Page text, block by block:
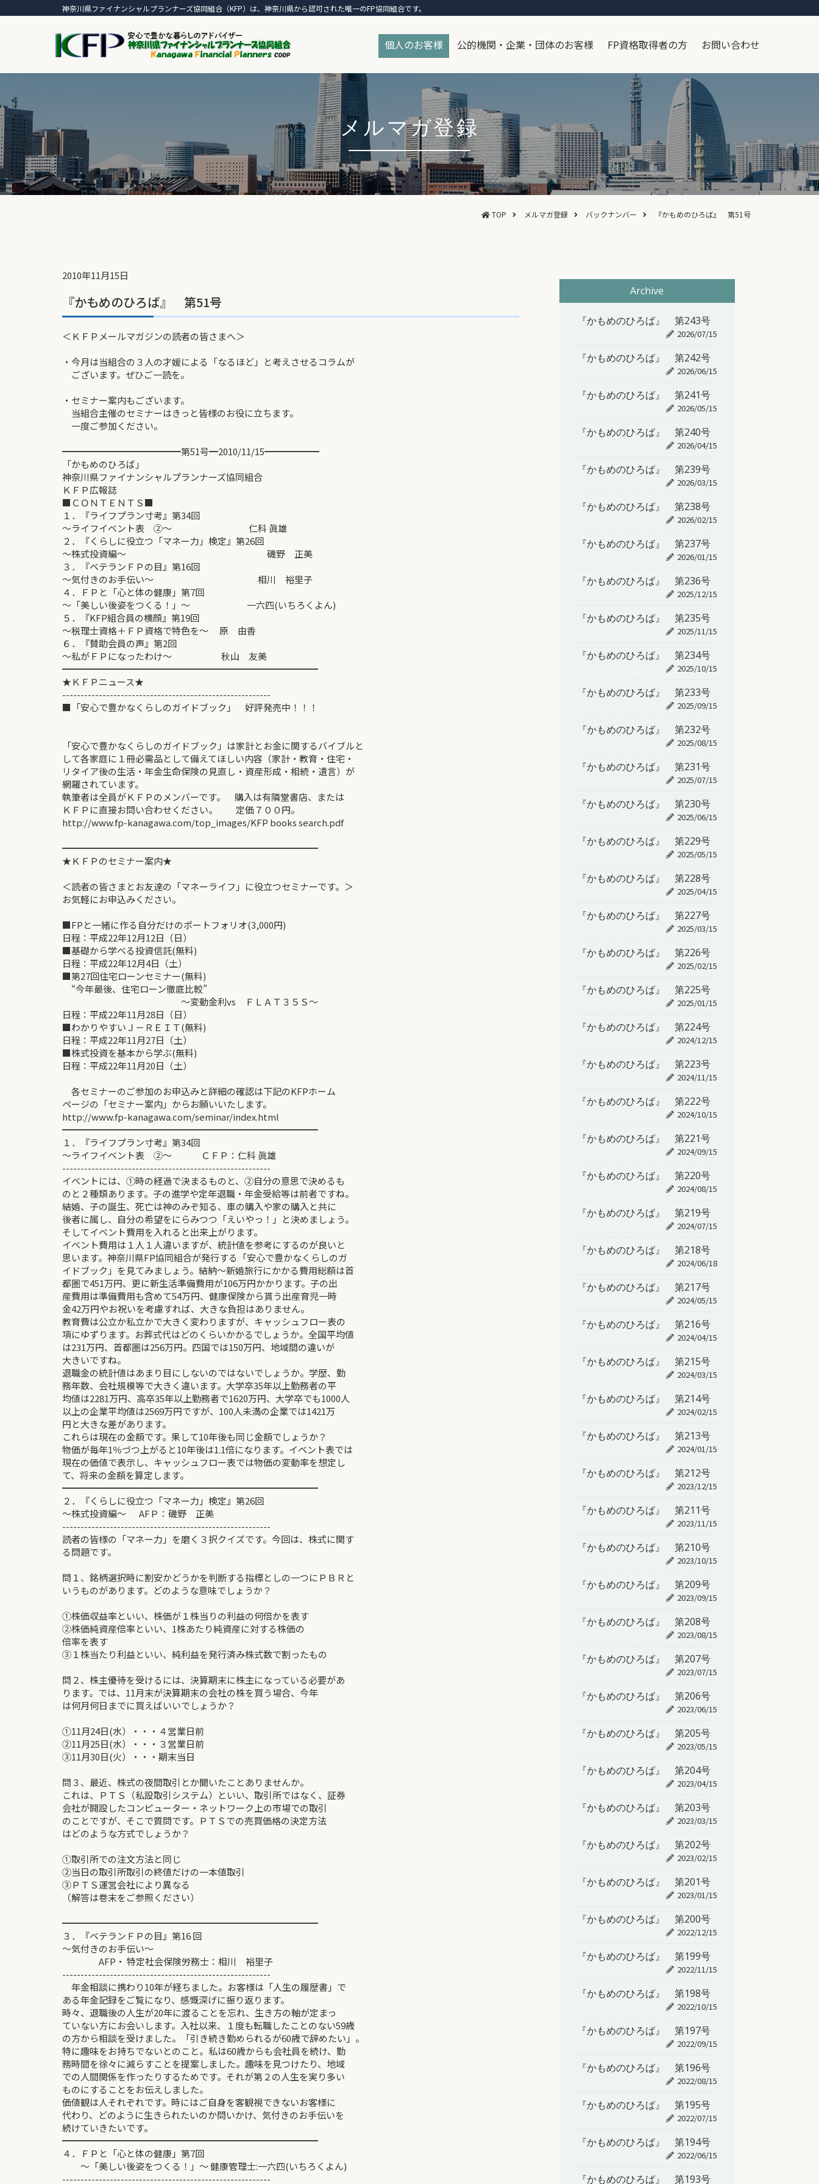
神奈川県ファイナンシャルプランナーズ協同組合（KFP）は、神奈川県から認可された唯一のFP協同組合です。
個人のお客様 公的機関・企業・団体のお客様 FP資格取得者の方 お問い合わせ
メルマガ登録
TOP メルマガ登録 バックナンバー 『かもめのひろば』 第51号
2010年11月15日
『かもめのひろば』 第51号
＜ＫＦＰメールマガジンの読者の皆さまへ＞
・今月は当組合の３人の才媛による「なるほど」と考えさせるコラムが
ございます。ぜひご一読を。
・セミナー案内もございます。
当組合主催のセミナーはきっと皆様のお役に立ちます。
一度ご参加ください。
━━━━━━━━━━━━━第51号━2010/11/15━━━━━━
「かもめのひろば」
神奈川県ファイナンシャルプランナーズ協同組合
ＫＦＰ広報誌
■ＣＯＮＴＥＮＴＳ■
１．『ライフプラン寸考』第34回
～ライフイベント表 ②～ 仁科 眞雄
２．『くらしに役立つ「マネー力」検定』第26回
～株式投資編～ 磯野 正美
３．『ベテランＦＰの目』第16回
～気付きのお手伝い～ 相川 裕里子
４．ＦＰと「心と体の健康」第7回
～「美しい後姿をつくる！」～ 一六四(いちろくよん)
５．『KFP組合員の横顔』第19回
～税理士資格＋ＦＰ資格で特色を～ 原 由香
６．『賛助会員の声』第2回
～私がＦＰになったわけ～ 秋山 友美
━━━━━━━━━━━━━━━━━━━━━━━━━━━━
★ＫＦＰニュース★
---------------------------------------------------------
■「安心で豊かなくらしのガイドブック」 好評発売中！！！
「安心で豊かなくらしのガイドブック」は家計とお金に関するバイブルと
して各家庭に１冊必需品として備えてほしい内容（家計・教育・住宅・
リタイア後の生活・年金生命保険の見直し・資産形成・相続・遺言）が
網羅されています。
執筆者は全員がＫＦＰのメンバーです。 購入は有隣堂書店、または
ＫＦＰに直接お問い合わせください。 定価７００円。
http://www.fp-kanagawa.com/top_images/KFP books search.pdf
━━━━━━━━━━━━━━━━━━━━━━━━━━━━
★ＫＦＰのセミナー案内★
＜読者の皆さまとお友達の「マネーライフ」に役立つセミナーです。＞
お気軽にお申込みください。
■FPと一緒に作る自分だけのポートフォリオ(3,000円)
日程：平成22年12月12日（日）
■基礎から学べる投資信託(無料)
日程：平成22年12月4日（土）
■第27回住宅ローンセミナー(無料)
“今年最後、住宅ローン徹底比較”
～変動金利vs ＦＬＡＴ３５Ｓ～
日程：平成22年11月28日（日）
■わかりやすいＪ－ＲＥＩＴ(無料)
日程：平成22年11月27日（土）
■株式投資を基本から学ぶ(無料)
日程：平成22年11月20日（土）
各セミナーのご参加のお申込みと詳細の確認は下記のKFPホーム
ページの「セミナー案内」からお願いいたします。
http://www.fp-kanagawa.com/seminar/index.html
━━━━━━━━━━━━━━━━━━━━━━━━━━━━
１．『ライフプラン寸考』第34回
～ライフイベント表 ②～ ＣＦＰ：仁科 眞雄
---------------------------------------------------------
イベントには、①時の経過で決まるものと、②自分の意思で決めるも
のと２種類あります。子の進学や定年退職・年金受給等は前者ですね。
結婚、子の誕生、死亡は神のみぞ知る、車の購入や家の購入と共に
後者に属し、自分の希望をにらみつつ「えいやっ！」と決めましょう。
そしてイベント費用を入れると出来上がります。
イベント費用は１人１人違いますが、統計値を参考にするのが良いと
思います。神奈川県FP協同組合が発行する「安心で豊かなくらしのガ
イドブック」を見てみましょう。結納～新婚旅行にかかる費用総額は首
都圏で451万円、更に新生活準備費用が106万円かかります。子の出
産費用は準備費用も含めて54万円、健康保険から貰う出産育児一時
金42万円やお祝いを考慮すれば、大きな負担はありません。
教育費は公立か私立かで大きく変わりますが、キャッシュフロー表の
項にゆずります。お葬式代はどのくらいかかるでしょうか。全国平均値
は231万円、首都圏は256万円。四国では150万円、地域間の違いが
大きいですね。
退職金の統計値はあまり目にしないのではないでしょうか。学歴、勤
務年数、会社規模等で大きく違います。大学卒35年以上勤務者の平
均値は2281万円、高卒35年以上勤務者で1620万円、大学卒でも1000人
以上の企業平均値は2569万円ですが、100人未満の企業では1421万
円と大きな差があります。
これらは現在の金額です。果して10年後も同じ金額でしょうか？
物価が毎年1％づつ上がると10年後は1.1倍になります。イベント表では
現在の価値で表示し、キャッシュフロー表では物価の変動率を想定し
て、将来の金額を算定します。
━━━━━━━━━━━━━━━━━━━━━━━━━━━━
２．『くらしに役立つ「マネー力」検定』第26回
～株式投資編～ AFＰ：磯野 正美
---------------------------------------------------------
読者の皆様の「マネー力」を磨く３択クイズです。今回は、株式に関す
る問題です。
問１、銘柄選択時に割安かどうかを判断する指標としの一つにＰＢＲと
いうものがあります。どのような意味でしょうか？
①株価収益率といい、株価が１株当りの利益の何倍かを表す
②株価純資産倍率といい、1株あたり純資産に対する株価の
倍率を表す
③１株当たり利益といい、純利益を発行済み株式数で割ったもの
問２、株主優待を受けるには、決算期末に株主になっている必要があ
ります。では、11月末が決算期末の会社の株を買う場合、今年
は何月何日までに買えばいいでしょうか？
①11月24日(水）・・・４営業日前
②11月25日(水）・・・３営業日前
③11月30日(火）・・・期末当日
問３、最近、株式の夜間取引とか聞いたことありませんか。
これは、ＰＴＳ（私設取引システム）といい、取引所ではなく、証券
会社が開設したコンピューター・ネットワーク上の市場での取引
のことですが、そこで質問です。ＰＴＳでの売買価格の決定方法
はどのような方式でしょうか？
①取引所での注文方法と同じ
②当日の取引所取引の終値だけの一本値取引
③ＰＴＳ運営会社により異なる
（解答は巻末をご参照ください）
━━━━━━━━━━━━━━━━━━━━━━━━━━━━
３．『ベテランＦＰの目』第16 回
～気付きのお手伝い～
AFP・ 特定社会保険労務士：相川 裕里子
---------------------------------------------------------
年金相談に携わり10年が経ちました。お客様は「人生の履歴書」で
ある年金記録をご覧になり、感慨深げに振り返ります。
時々、退職後の人生が20年に渡ることを忘れ、生き方の軸が定まっ
ていない方にお会いします。入社以来、１度も転職したことのない59歳
の方から相談を受けました。「引き続き勤められるが60歳で辞めたい」。
特に趣味をお持ちでないとのこと。私は60歳からも会社員を続け、勤
務時間を徐々に減らすことを提案しました。趣味を見つけたり、地域
での人間関係を作ったりするためです。それが第２の人生を実り多い
ものにすることをお伝えしました。
価値観は人それぞれです。時にはご自身を客観視できないお客様に
代わり、どのように生きられたいのか問いかけ、気付きのお手伝いを
続けていきたいです。
━━━━━━━━━━━━━━━━━━━━━━━━━━━━
４．ＦＰと「心と体の健康」第7回
～「美しい後姿をつくる！」～ 健康管理士:一六四(いちろくよん)
---------------------------------------------------------
Archive
『かもめのひろば』 第243号
2026/07/15
『かもめのひろば』 第242号
2026/06/15
『かもめのひろば』 第241号
2026/05/15
『かもめのひろば』 第240号
2026/04/15
『かもめのひろば』 第239号
2026/03/15
『かもめのひろば』 第238号
2026/02/15
『かもめのひろば』 第237号
2026/01/15
『かもめのひろば』 第236号
2025/12/15
『かもめのひろば』 第235号
2025/11/15
『かもめのひろば』 第234号
2025/10/15
『かもめのひろば』 第233号
2025/09/15
『かもめのひろば』 第232号
2025/08/15
『かもめのひろば』 第231号
2025/07/15
『かもめのひろば』 第230号
2025/06/15
『かもめのひろば』 第229号
2025/05/15
『かもめのひろば』 第228号
2025/04/15
『かもめのひろば』 第227号
2025/03/15
『かもめのひろば』 第226号
2025/02/15
『かもめのひろば』 第225号
2025/01/15
『かもめのひろば』 第224号
2024/12/15
『かもめのひろば』 第223号
2024/11/15
『かもめのひろば』 第222号
2024/10/15
『かもめのひろば』 第221号
2024/09/15
『かもめのひろば』 第220号
2024/08/15
『かもめのひろば』 第219号
2024/07/15
『かもめのひろば』 第218号
2024/06/18
『かもめのひろば』 第217号
2024/05/15
『かもめのひろば』 第216号
2024/04/15
『かもめのひろば』 第215号
2024/03/15
『かもめのひろば』 第214号
2024/02/15
『かもめのひろば』 第213号
2024/01/15
『かもめのひろば』 第212号
2023/12/15
『かもめのひろば』 第211号
2023/11/15
『かもめのひろば』 第210号
2023/10/15
『かもめのひろば』 第209号
2023/09/15
『かもめのひろば』 第208号
2023/08/15
『かもめのひろば』 第207号
2023/07/15
『かもめのひろば』 第206号
2023/06/15
『かもめのひろば』 第205号
2023/05/15
『かもめのひろば』 第204号
2023/04/15
『かもめのひろば』 第203号
2023/03/15
『かもめのひろば』 第202号
2023/02/15
『かもめのひろば』 第201号
2023/01/15
『かもめのひろば』 第200号
2022/12/15
『かもめのひろば』 第199号
2022/11/15
『かもめのひろば』 第198号
2022/10/15
『かもめのひろば』 第197号
2022/09/15
『かもめのひろば』 第196号
2022/08/15
『かもめのひろば』 第195号
2022/07/15
『かもめのひろば』 第194号
2022/06/15
『かもめのひろば』 第193号